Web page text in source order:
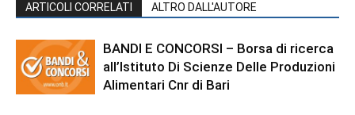
ARTICOLI CORRELATI ALTRO DALL'AUTORE
BANDI E CONCORSI – Borsa di ricerca
all’Istituto Di Scienze Delle Produzioni
Alimentari Cnr di Bari